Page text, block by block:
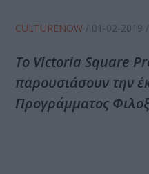
CULTURENOW / 01-02-2019
To Victoria Square
παρουσιάσουν την
Προγράµµατος